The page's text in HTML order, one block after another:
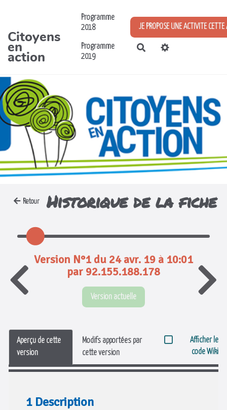
Aller au contenu principal
Citoyens
en
action
Programme
2018
Programme
2019
JE PROPOSE UNE ACTIVITE CETTE
Rechercher
Retour Historique de la fiche
Version N°1 du 24 avr. 19 à 10:01
par 92.155.188.178
Version actuelle
Aperçu de cette
version
Modifs apportées par
cette version
Afficher le
code Wiki
1 Description